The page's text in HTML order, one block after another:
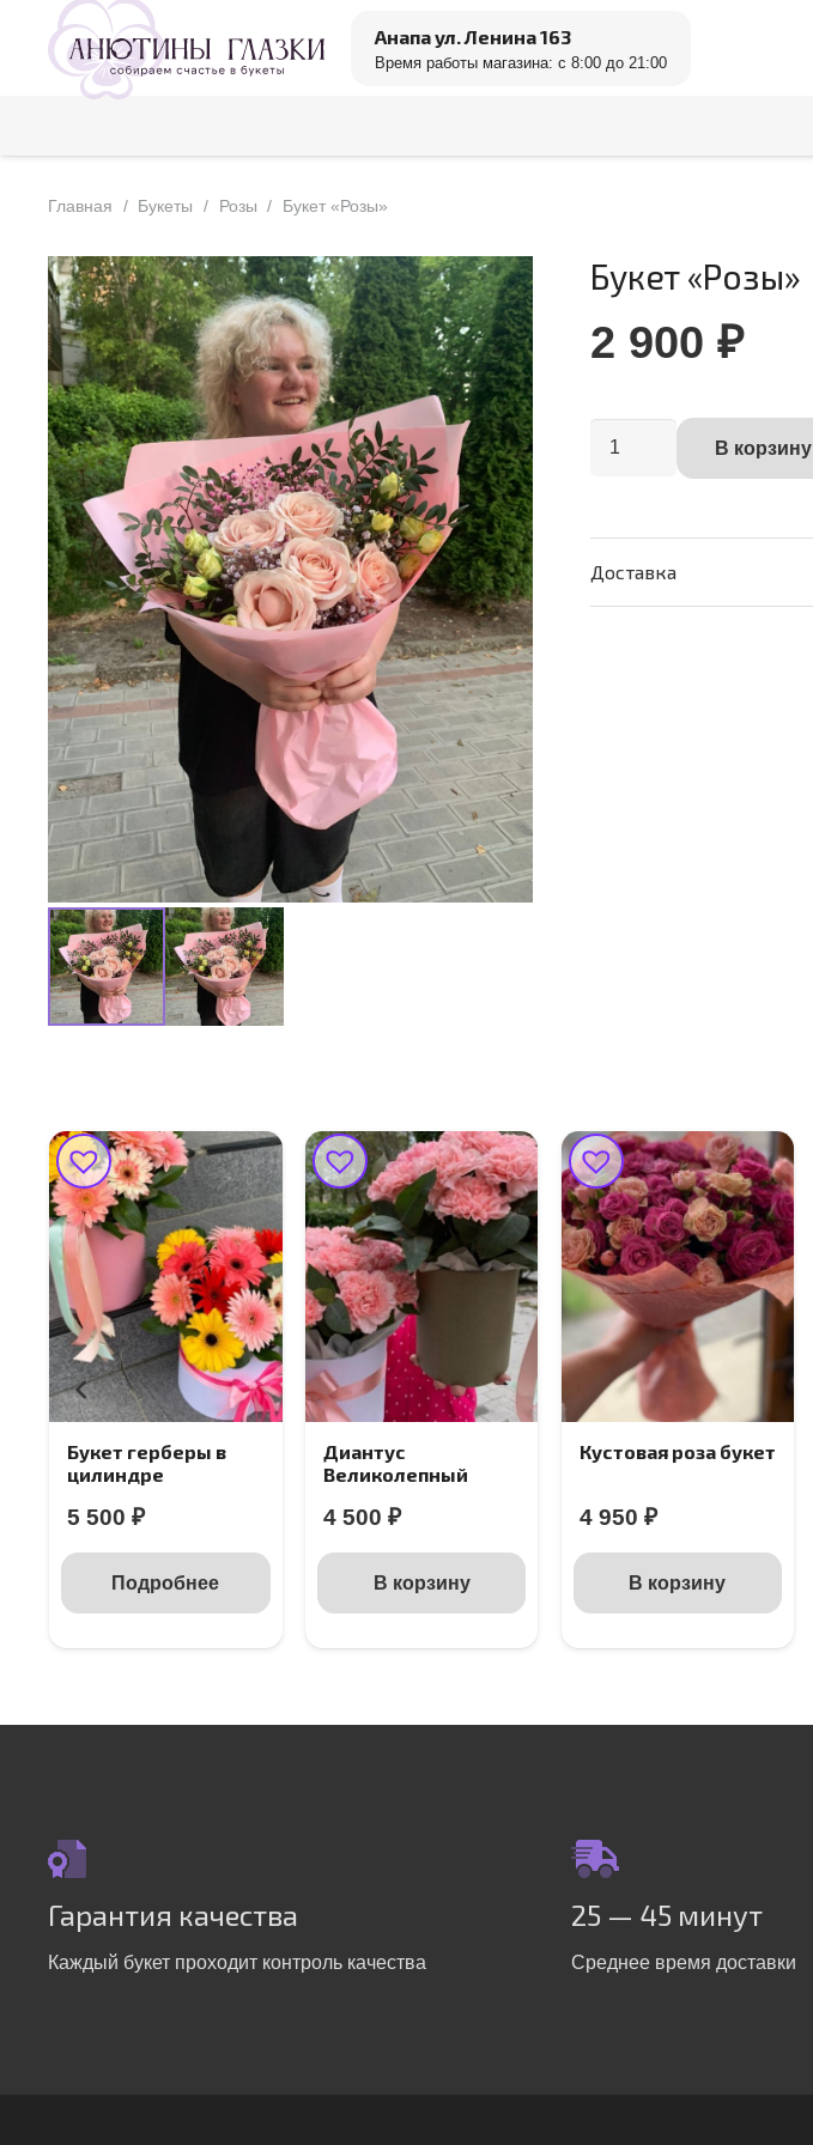
Анапа ул. Ленина 163
Время работы магазина: с 8:00 до 21:00
Главная / Букеты / Розы / Букет «Розы»
Букет «Розы»
2 900₽
Количество
"Розы"
В корзину
Alternative:
Доставка
Букет герберы в
цилиндре
5 500 ₽
Подробнее
Диантус
Великолепный
4 500 ₽
В корзину
Кустовая роза букет
4 950 ₽
В корзину
Гарантия качества
Каждый букет проходит контроль качества
25 — 45 минут
Среднее время доставки